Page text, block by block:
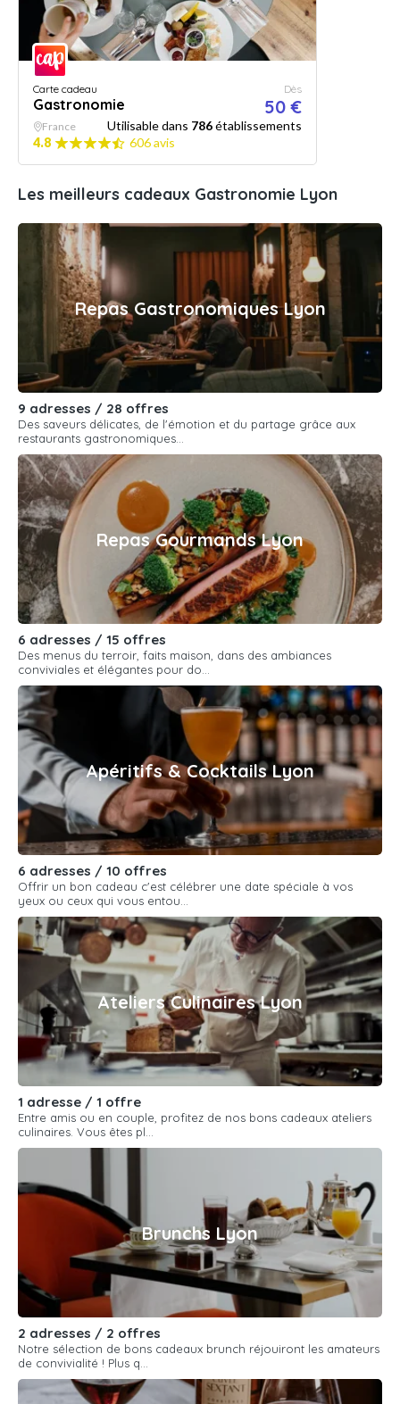
Carte cadeau
Gastronomie
Dès
50 €
France Utilisable dans 786établissements
4.8
606 avis
Les meilleurs cadeaux Gastronomie Lyon
Repas Gastronomiques Lyon
9 adresses / 28 offres
Des saveurs délicates, de l'émotion et du partage grâce aux
restaurants gastronomiques...
Repas Gourmands Lyon
6 adresses / 15 offres
Des menus du terroir, faits maison, dans des ambiances
conviviales et élégantes pour do...
Apéritifs & Cocktails Lyon
6 adresses / 10 offres
Offrir un bon cadeau c'est célébrer une date spéciale à vos
yeux ou ceux qui vous entou...
Ateliers Culinaires Lyon
1 adresse / 1 offre
Entre amis ou en couple, profitez de nos bons cadeaux ateliers
culinaires. Vous êtes pl...
Brunchs Lyon
2 adresses / 2 offres
Notre sélection de bons cadeaux brunch réjouiront les amateurs
de convivialité ! Plus q...